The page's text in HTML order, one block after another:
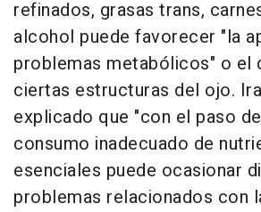
refinados, grasas trans,
alcohol puede favorecer "la
problemas metabólicos" o el
ciertas estructuras del ojo.
explicado que "con el paso
consumo inadecuado de
esenciales puede ocasionar
problemas relacionados con